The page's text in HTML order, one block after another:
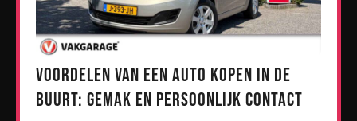
Voordelen van een Auto Kopen in de
Buurt: Gemak en Persoonlijk Contact